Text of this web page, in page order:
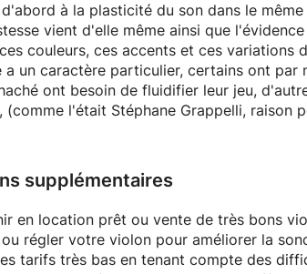
à la plasticité du son dans le
vient d'elle même ainsi que
couleurs, ces accents et ces variations
a un caractère particulier, certains ont
ont besoin de fluidifier leur jeu,
(comme l'était Stéphane Grappelli, raison
classique, qui lui enviaient cette
rythme, leur musicalité dans le style
"à l'oreille". Pour ceux qui ne savent
c'est important et rassurant d'en prendre
sur leur vitesse d'éxécution, là ou au contraire d'autres
sur une plus grande longueur d'archet, et les différentes vitesses
supplémentaires
en location prêt ou vente de très bons
régler votre violon pour améliorer la
tarifs très bas en tenant compte des